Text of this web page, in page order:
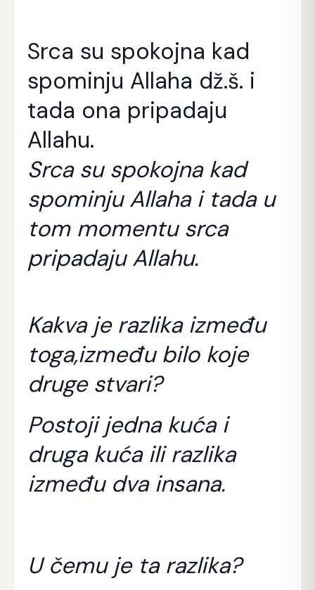
Srca su spokojna kad
spominju Allaha dž.š. i
tada ona pripadaju
Allahu.
Srca su spokojna kad
spominju Allaha i tada u
tom momentu srca
pripadaju Allahu.
Kakva je razlika između
toga,između bilo koje
druge stvari?
Postoji jedna kuća i
druga kuća ili razlika
između dva insana.
U čemu je ta razlika?